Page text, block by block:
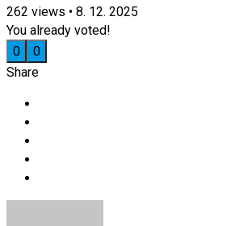
262 views • 8. 12. 2025
You already voted!
0
0
Share